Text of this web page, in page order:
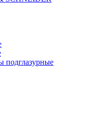
подглазурные